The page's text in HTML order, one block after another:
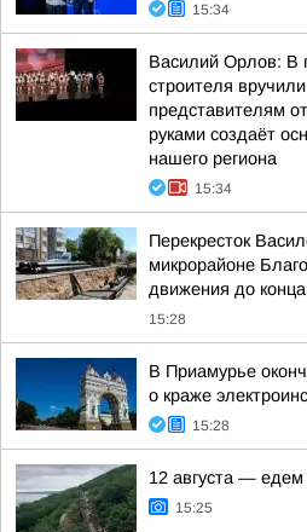
15:34
Василий Орлов: В
строителя
представителям
руками создаёт
нашего региона
15:34
Перекресток
микрорайоне
движения до
15:28
В Приамурье
о краже
15:28
12 августа —
15:25